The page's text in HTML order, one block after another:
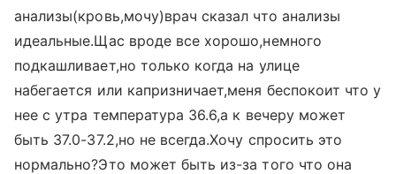
анализы(кровь,мочу)врач сказал что анализы
идеальные.Щас вроде все хорошо,немного
подкашливает,но только когда на улице
набегается или капризничает,меня беспокоит что у
нее с утра температура 36.6,а к вечеру может
быть 37.0-37.2,но не всегда.Хочу спросить это
нормально?Это может быть из-за того что она